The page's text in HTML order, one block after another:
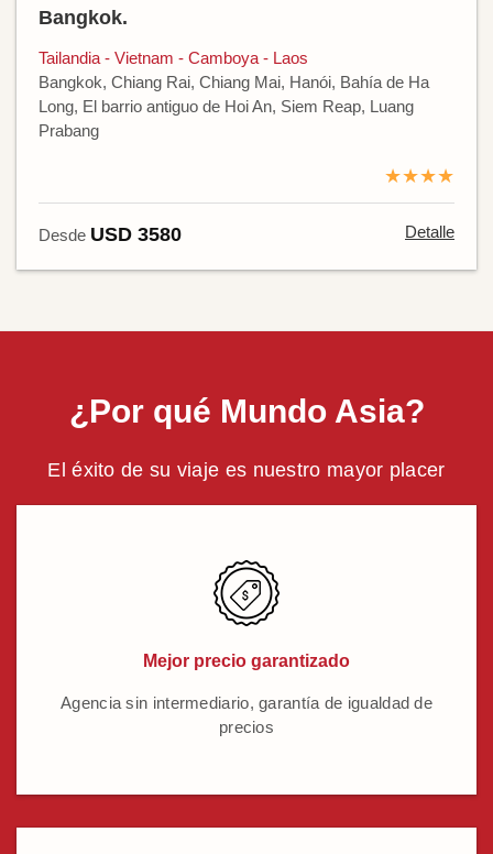
Bangkok.
Tailandia - Vietnam - Camboya - Laos
Bangkok, Chiang Rai, Chiang Mai, Hanói, Bahía de Ha
Long, El barrio antiguo de Hoi An, Siem Reap, Luang
Prabang
★★★★
Desde USD 3580 Detalle
¿Por qué Mundo Asia?
El éxito de su viaje es nuestro mayor placer
Mejor precio garantizado
Agencia sin intermediario, garantía de igualdad de
precios